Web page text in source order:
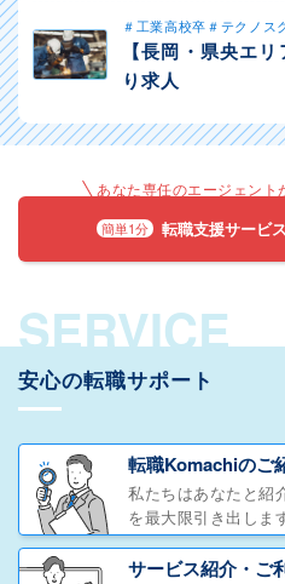
＃工業高校卒＃テクノス
【長岡・県央エ
り求人
あなた専任のエージェント
簡単1分 転職支援サービ
SERVICE
安心の転職サポート
転職Komachiのご
私たちはあなたと紹
を最大限引き出しま
サービス紹介・ご